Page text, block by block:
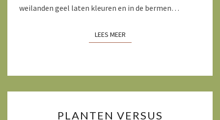
weilanden geel laten kleuren en in de bermen…
LEES MEERLEES MEER
PLANTEN VERSUS